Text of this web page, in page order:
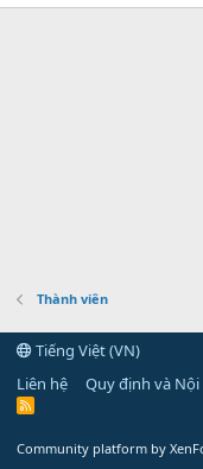
Thành viên
Tiếng Việt (VN)
Liên hệ
Quy định và
R
Community platform by